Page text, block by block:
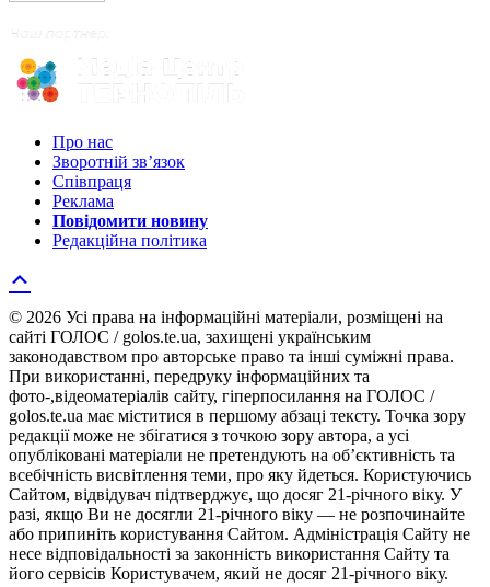
Про нас
Зворотній зв’язок
Співпраця
Реклама
Повідомити новину
Редакційна політика
© 2026 Усі права на інформаційні матеріали, розміщені на
сайті ГОЛОС / golos.te.ua, захищені українським
законодавством про авторське право та інші суміжні права.
При використанні, передруку інформаційних та
фото-,відеоматеріалів сайту, гіперпосилання на ГОЛОС /
golos.te.ua має міститися в першому абзаці тексту. Точка зору
редакції може не збігатися з точкою зору автора, а усі
опубліковані матеріали не претендують на об’єктивність та
всебічність висвітлення теми, про яку йдеться. Користуючись
Сайтом, відвідувач підтверджує, що досяг 21-річного віку. У
разі, якщо Ви не досягли 21-річного віку — не розпочинайте
або припиніть користування Сайтом. Адміністрація Сайту не
несе відповідальності за законність використання Сайту та
його сервісів Користувачем, який не досяг 21-річного віку.